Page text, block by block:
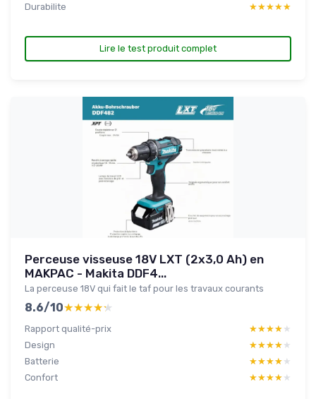
Durabilite
★★★★★
★★★★★
Lire le test produit complet
Perceuse visseuse 18V LXT (2x3,0 Ah) en
MAKPAC - Makita DDF4...
La perceuse 18V qui fait le taf pour les travaux courants
8.6/10★★★★★
★★★★★
Rapport qualité-prix ★★★★★
★★★★★
Design
★★★★★
★★★★★
Batterie
★★★★★
★★★★★
Confort
★★★★★
★★★★★